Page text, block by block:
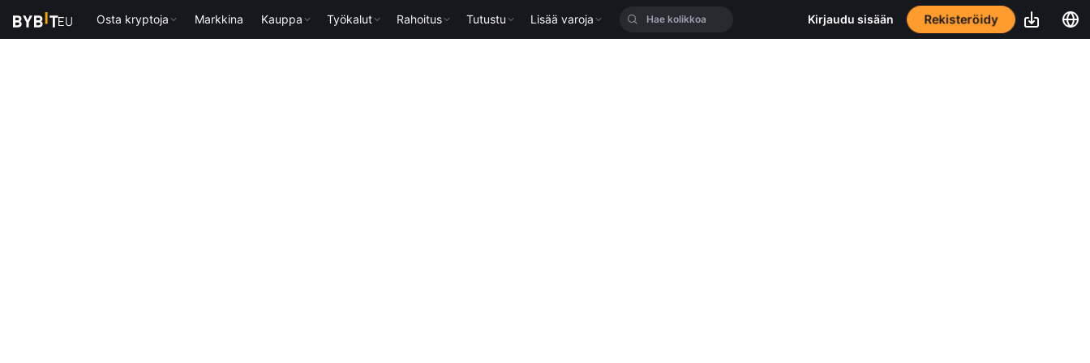
Osta kryptoja Markkina Kauppa Työkalut Rahoitus Tutustu Lisää varoja Kirjaudu sisään Rekisteröidy